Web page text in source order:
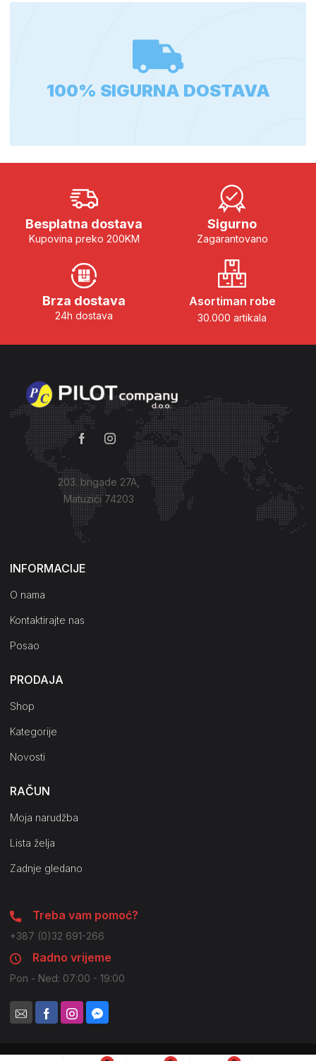
100% SIGURNA DOSTAVA
Besplatna dostava
Kupovina preko 200KM
Sigurno
Zagarantovano
Brza dostava
24h dostava
Asortiman robe
30.000 artikala
203. brigade 27A,
Matuzići 74203
Kako do nas?
INFORMACIJE
O nama
Kontaktirajte nas
Posao
PRODAJA
Shop
Kategorije
Novosti
RAČUN
Moja narudžba
Lista želja
Zadnje gledano
Treba vam pomoć?
+387 (0)32 691-266
Radno vrijeme
Pon - Ned: 07:00 - 19:00